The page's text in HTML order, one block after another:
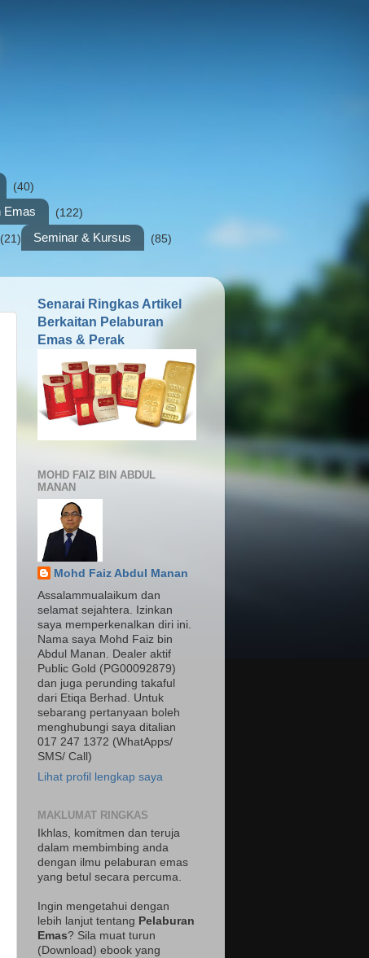
(40)
Emas (122)
(21) Seminar & Kursus (85)
Senarai Ringkas Artikel
Berkaitan Pelaburan
Emas & Perak
MOHD FAIZ BIN ABDUL
MANAN
Mohd Faiz Abdul Manan
Assalammualaikum dan
selamat sejahtera. Izinkan
saya memperkenalkan diri ini.
Nama saya Mohd Faiz bin
Abdul Manan. Dealer aktif
Public Gold (PG00092879)
dan juga perunding takaful
dari Etiqa Berhad. Untuk
sebarang pertanyaan boleh
menghubungi saya ditalian
017 247 1372 (WhatApps/
SMS/ Call)
Lihat profil lengkap saya
MAKLUMAT RINGKAS
Ikhlas, komitmen dan teruja
dalam membimbing anda
dengan ilmu pelaburan emas
yang betul secara percuma.
Ingin mengetahui dengan
lebih lanjut tentang Pelaburan
Emas? Sila muat turun
(Download) ebook yang